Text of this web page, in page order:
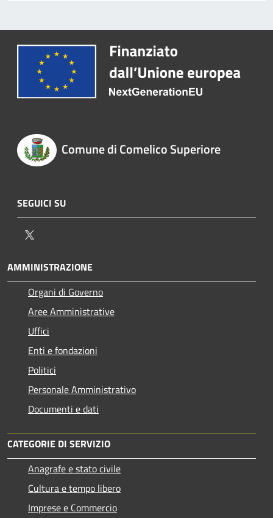
Comune di Comelico Superiore
SEGUICI SU
AMMINISTRAZIONE
Organi di Governo
Aree Amministrative
Uffici
Enti e fondazioni
Politici
Personale Amministrativo
Documenti e dati
CATEGORIE DI SERVIZIO
Anagrafe e stato civile
Cultura e tempo libero
Imprese e Commercio